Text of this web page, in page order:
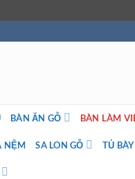
BÀN ĂN GỖ BÀN LÀM
NỆM SA LON GỖ TỦ